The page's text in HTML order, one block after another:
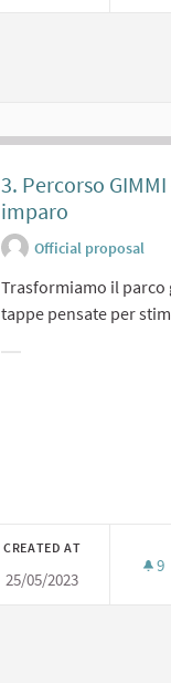
3. Percorso
imparo
Official proposal
Trasformiamo il parco
tappe pensate per
CREATED AT
25/05/2023
9